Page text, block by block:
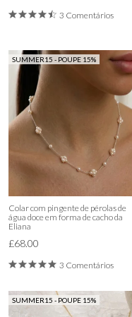
3 Comentários
SUMMER15 - POUPE 15%
Colar com pingente de pérolas de
água doce em forma de cacho da
Eliana
£68.00
3 Comentários
SUMMER15 - POUPE 15%